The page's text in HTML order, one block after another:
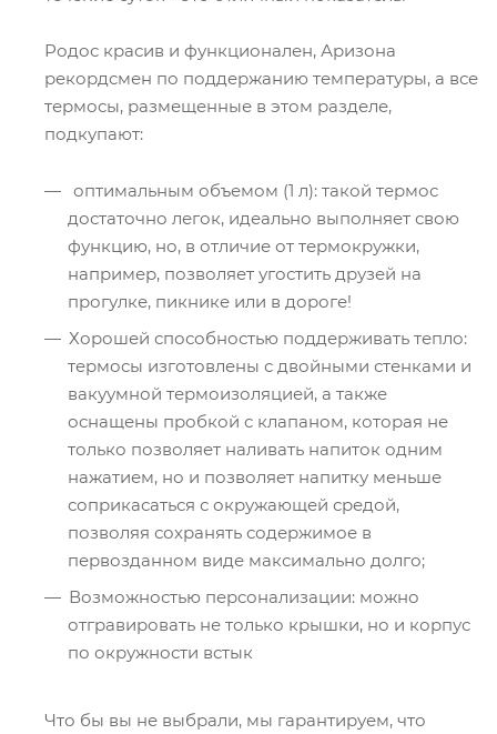
Родос красив и функционален, Аризона
рекордсмен по поддержанию температуры, а все
термосы, размещенные в этом разделе,
подкупают:
оптимальным объемом (1 л): такой термос
достаточно легок, идеально выполняет свою
функцию, но, в отличие от термокружки,
например, позволяет угостить друзей на
прогулке, пикнике или в дороге!
Хорошей способностью поддерживать тепло:
термосы изготовлены с двойными стенками и
вакуумной термоизоляцией, а также
оснащены пробкой с клапаном, которая не
только позволяет наливать напиток одним
нажатием, но и позволяет напитку меньше
соприкасаться с окружающей средой,
позволяя сохранять содержимое в
первозданном виде максимально долго;
Возможностью персонализации: можно
отгравировать не только крышки, но и корпус
по окружности встык
Что бы вы не выбрали, мы гарантируем, что